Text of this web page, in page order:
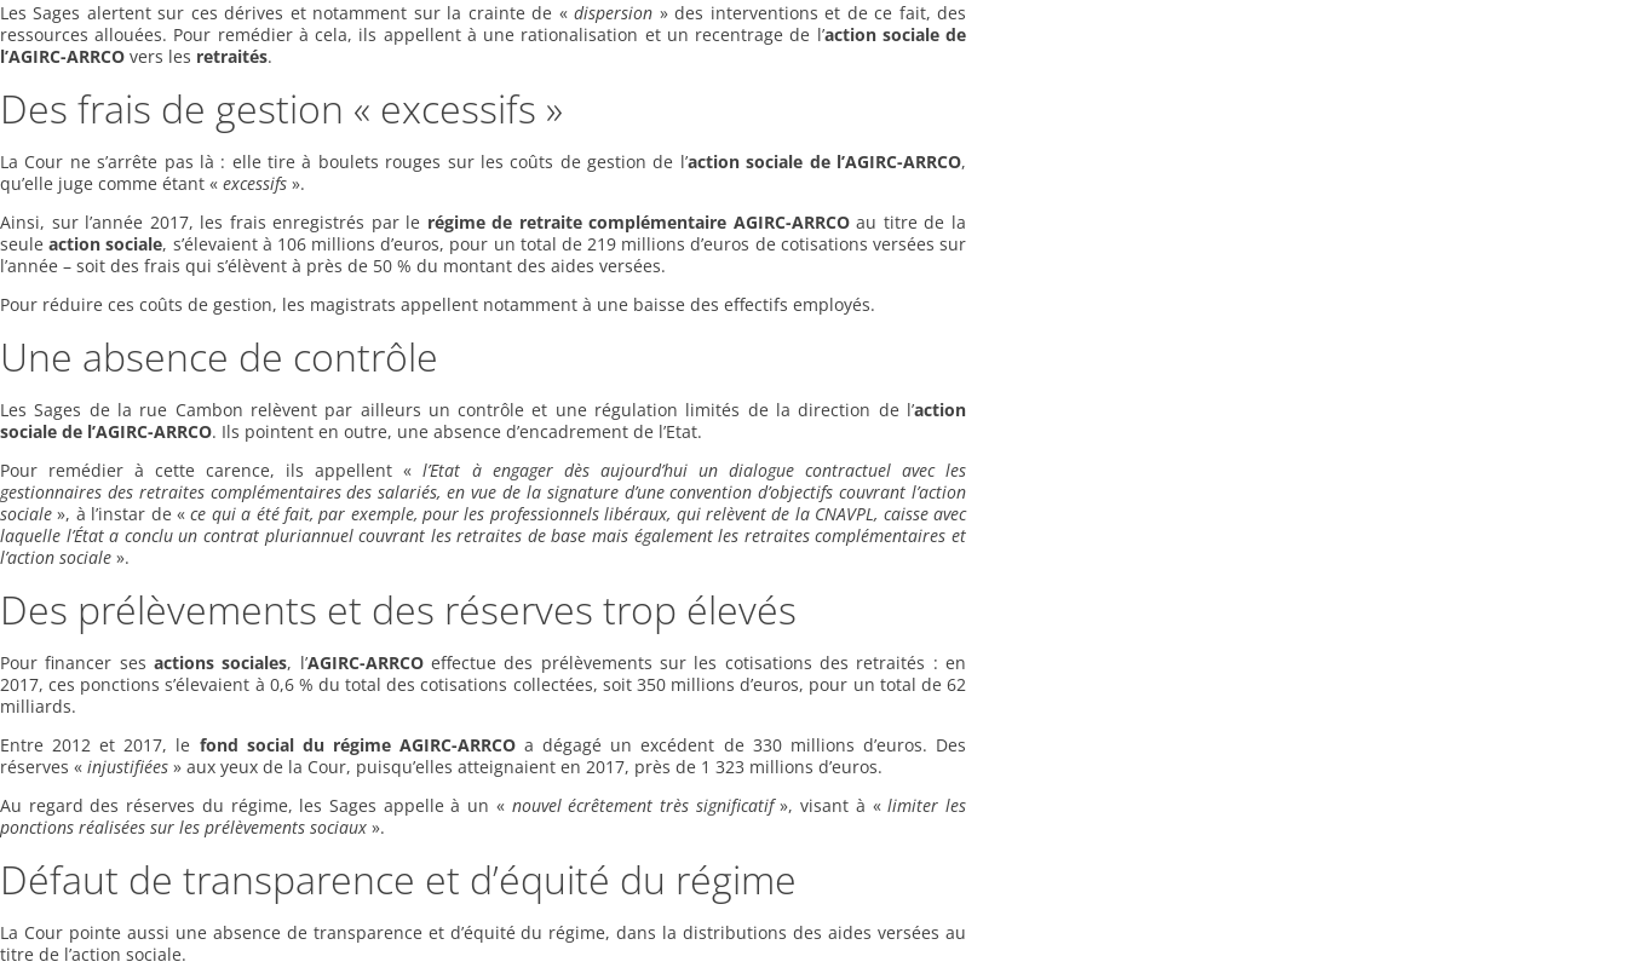
Les Sages alertent sur ces dérives et notamment sur la crainte de «dispersion » des interventions et de ce fait, des
ressources allouées. Pour remédier à cela, ils appellent à une rationalisation et un recentrage de l’action sociale de
l’AGIRC-ARRCO vers les retraités.
Des frais de gestion « excessifs »
La Cour ne s’arrête pas là : elle tire à boulets rouges sur les coûts de gestion de l’action sociale de l’AGIRC-ARRCO,
qu’elle juge comme étant « excessifs ».
Ainsi, sur l’année 2017, les frais enregistrés par le régime de retraite complémentaire AGIRC-ARRCOau titre de la
seuleaction sociale, s’élevaient à 106 millions d’euros, pour un total de 219 millions d’euros de cotisations versées sur
l’année – soit des frais qui s’élèvent à près de 50 % du montant des aides versées.
Pour réduire ces coûts de gestion, les magistrats appellent notamment à une baisse des effectifs employés.
Une absence de contrôle
Les Sages de la rue Cambon relèvent par ailleurs un contrôle et une régulation limités de la direction de l’action
sociale de l’AGIRC-ARRCO. Ils pointent en outre, une absence d’encadrement de l’Etat.
Pour remédier à cette carence, ils appellent «l’Etat à engager dès aujourd’hui un dialogue contractuel avec les
gestionnaires des retraites complémentaires des salariés, en vue de la signature d’une convention d’objectifs couvrant l’action
sociale », à l’instar de «ce qui a été fait, par exemple, pour les professionnels libéraux, qui relèvent de la CNAVPL, caisse avec
laquelle l’État a conclu un contrat pluriannuel couvrant les retraites de base mais également les retraites complémentaires et
l’action sociale ».
Des prélèvements et des réserves trop élevés
Pour financer ses actions sociales, l’AGIRC-ARRCOeffectue des prélèvements sur les cotisations des retraités : en
2017, ces ponctions s’élevaient à 0,6 % du total des cotisations collectées, soit 350 millions d’euros, pour un total de 62
milliards.
Entre 2012 et 2017, le fond social du régime AGIRC-ARRCO a dégagé un excédent de 330 millions d’euros. Des
réserves « injustifiées » aux yeux de la Cour, puisqu’elles atteignaient en 2017, près de 1 323 millions d’euros.
Au regard des réserves du régime, les Sages appelle à un « nouvel écrêtement très significatif», visant à «limiter les
ponctions réalisées sur les prélèvements sociaux ».
Défaut de transparence et d’équité du régime
La Cour pointe aussi une absence de transparence et d’équité du régime, dans la distributions des aides versées au
titre de l’action sociale.